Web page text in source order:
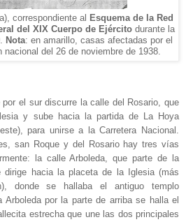
correspondiente al Esquema de la Red
del XIX Cuerpo de Ejército durante la
Nota: en amarillo, casas afectadas por el
nacional del 26 de noviembre de 1938.
el sur discurre la calle del Rosario, que
y sube hacia la partida de La Hoya
para unirse a la Carretera Nacional.
san Roque y del Rosario hay tres vías
la calle Arboleda, que parte de la
dirige hacia la placeta de la Iglesia (más
donde se hallaba el antiguo templo
Arboleda por la parte de arriba se halla el
estrecha que une las dos principales